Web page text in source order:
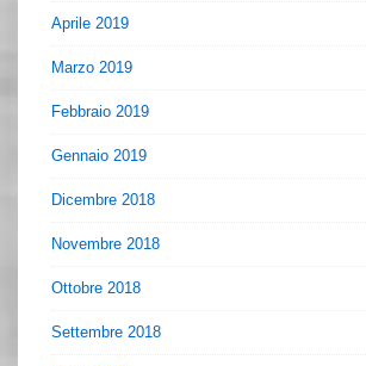
Aprile 2019
Marzo 2019
Febbraio 2019
Gennaio 2019
Dicembre 2018
Novembre 2018
Ottobre 2018
Settembre 2018